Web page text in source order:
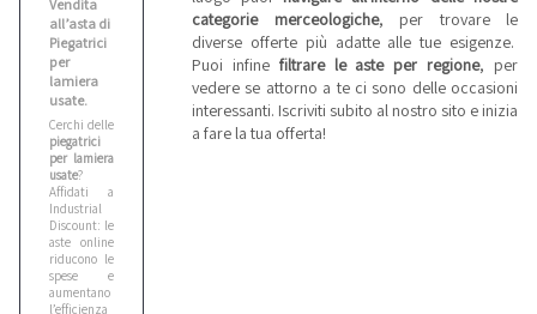
Vendita
all’asta di
Piegatrici
per
lamiera
usate.
Cerchi delle
piegatrici
per lamiera
usate?
Affidati a
Industrial
Discount: le
aste online
riducono le
spese e
aumentano
l’efficienza
categorie merceologiche, per trovare le
diverse offerte più adatte alle tue esigenze.
Puoi infine filtrare le aste per regione, per
vedere se attorno a te ci sono delle occasioni
interessanti. Iscriviti subito al nostro sito e inizia
a fare la tua offerta!